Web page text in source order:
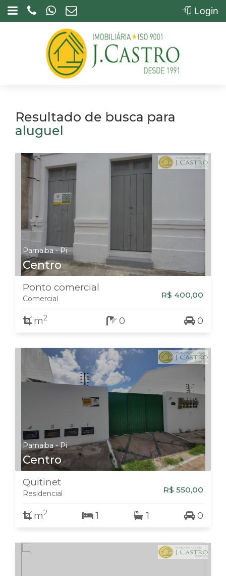
Login
Resultado de busca para
aluguel
Parnaiba - Pi
Centro
Ponto comercial
Comercial R$ 400,00
m2 0 0
Parnaiba - Pi
Centro
Quitinet
Residencial R$ 550,00
m2 1 1 0